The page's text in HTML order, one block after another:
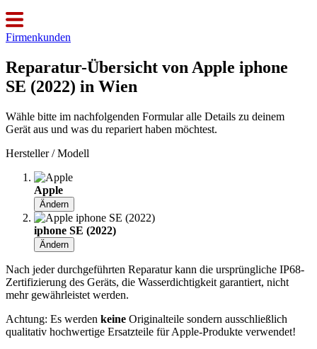
Firmenkunden
Reparatur-Übersicht von Apple iphone
SE (2022) in Wien
Wähle bitte im nachfolgenden Formular alle Details zu deinem
Gerät aus und was du repariert haben möchtest.
Hersteller / Modell
Apple
Ändern
iphone SE (2022)
Ändern
Nach jeder durchgeführten Reparatur kann die ursprüngliche IP68-
Zertifizierung des Geräts, die Wasserdichtigkeit garantiert, nicht
mehr gewährleistet werden.
Achtung: Es werden keine Originalteile sondern ausschließlich
qualitativ hochwertige Ersatzteile für Apple-Produkte verwendet!